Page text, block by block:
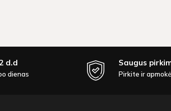
d.d
dienas
Saugus
Pirkite ir